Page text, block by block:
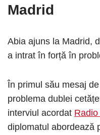
Madrid
Abia ajuns la Madrid,
a intrat în forță în
În primul său mesaj
problema dublei
interviul acordat
diplomatul abordează